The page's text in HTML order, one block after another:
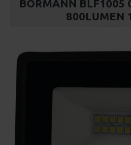
BORMANN BLF1005
800LUMEN